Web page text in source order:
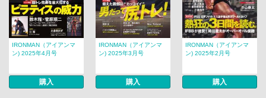
IRONMAN（アイアンマ
ン) 2025年4月号
購入
IRONMAN（アイアンマ
ン) 2025年3月号
購入
IRONMAN（アイアンマ
ン) 2025年2月号
購入